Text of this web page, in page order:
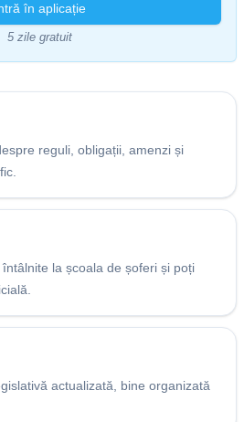
în aplicație
5 zile gratuit
reguli, obligații, amenzi și
la școala de șoferi și poți
actualizată, bine organizată